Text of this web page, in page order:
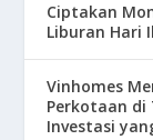
Ciptakan
Liburan Hari
Vinhomes
Perkotaan di
Investasi